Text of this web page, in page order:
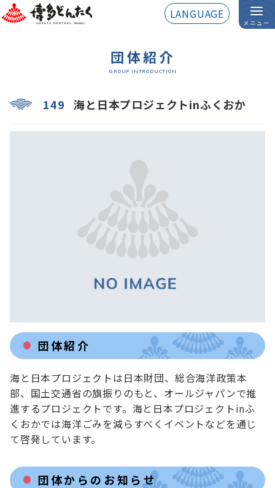
LANGUAGE
メニュー
団体紹介
GROUP INTRODUCTION
149 海と日本プロジェクトinふくおか
団体紹介
海と日本プロジェクトは日本財団、総合海洋政策本
部、国土交通省の旗振りのもと、オールジャパンで推
進するプロジェクトです。海と日本プロジェクトinふ
くおかでは海洋ごみを減らすべくイベントなどを通じ
て啓発しています。
団体からのお知らせ